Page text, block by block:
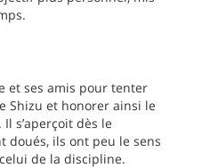
et ses amis pour tenter
Shizu et honorer ainsi le
s’aperçoit dès le
doués, ils ont peu le sens
de la discipline.